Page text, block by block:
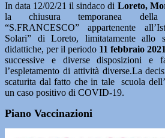
In data 12/02/21 il sindaco di Loreto,
la chiusura temporanea della
“S.FRANCESCO” appartenente
Solari” di Loreto, limitatamente allo
didattiche, per il periodo 11 febbraio
successive e diverse disposizioni e
l’espletamento di attività diverse.La
scaturita dal fatto che in tale scuola
un caso positivo di COVID-19.
Piano Vaccinazioni